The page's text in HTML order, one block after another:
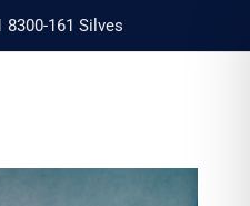
8300-161 Silves